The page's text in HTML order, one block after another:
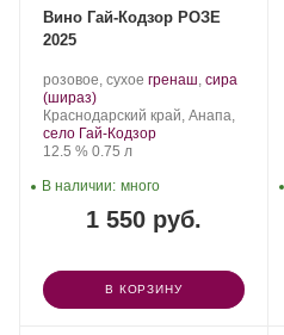
Вино Гай-Кодзор РОЗЕ
2025
Производитель:
Гай-
Кодзор.
розовое, сухое .
винограда:
гренаш, сира
(шираз).
Регион:
Краснодарский край, Анапа,
село Гай-Кодзор
Крепость
12.5 %. Объем
0.75 л
1 550 руб.
В наличии: много
В КОРЗИНУ